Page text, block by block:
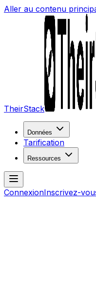
Aller au contenu
TheirStack
Données
Tarification
Ressources
ConnexionInscrivez-